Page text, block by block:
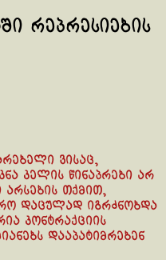
რეპრესიების
ვისაც,
კელის წინაპრები არ
არსების თქმით,
დაცულად იგრძნობდა
კონტრაქციის
დააპატიმრებენ